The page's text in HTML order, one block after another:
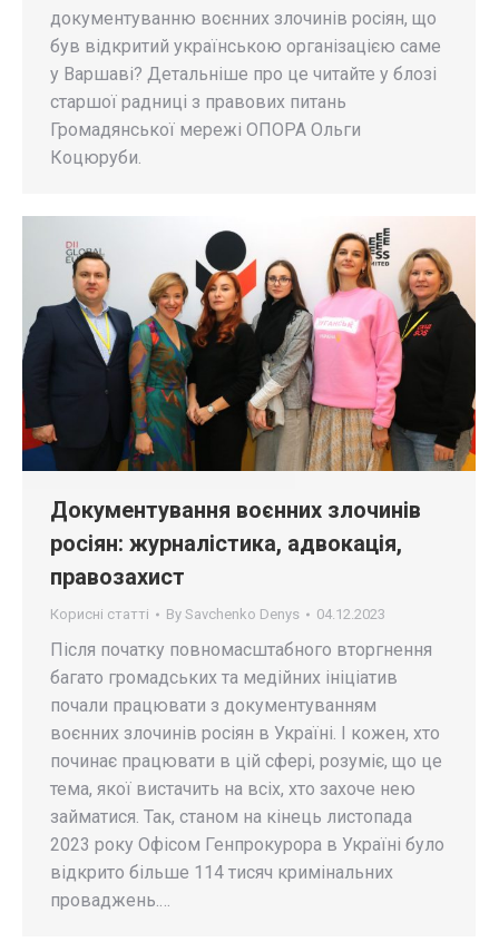
документуванню воєнних злочинів росіян, що
був відкритий українською організацією саме
у Варшаві? Детальніше про це читайте у блозі
старшої радниці з правових питань
Громадянської мережі ОПОРА Ольги
Коцюруби.
Документування воєнних злочинів
росіян: журналістика, адвокація,
правозахист
Корисні статті By Savchenko Denys 04.12.2023
Після початку повномасштабного вторгнення
багато громадських та медійних ініціатив
почали працювати з документуванням
воєнних злочинів росіян в Україні. І кожен, хто
починає працювати в цій сфері, розуміє, що це
тема, якої вистачить на всіх, хто захоче нею
займатися. Так, станом на кінець листопада
2023 року Офісом Генпрокурора в Україні було
відкрито більше 114 тисяч кримінальних
проваджень.…